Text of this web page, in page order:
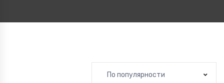
По популярности